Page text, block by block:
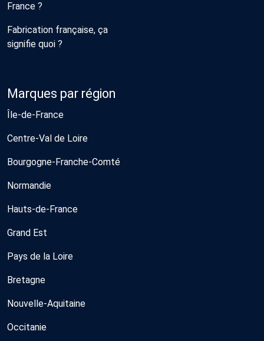
France ?
Fabrication française, ça
signifie quoi ?
Marques par région
Île-de-France
Centre-Val de Loire
Bourgogne-Franche-Comté
Normandie
Hauts-de-France
Grand Est
Pays de la Loire
Bretagne
Nouvelle-Aquitaine
Occitanie